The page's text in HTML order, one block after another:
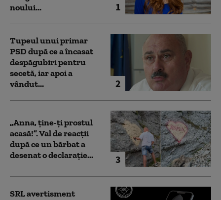
1
noului...
2
Tupeul unui primar
PSD după ce a încasat
despăgubiri pentru
secetă, iar apoi a
vândut...
3
„Anna, ţine-ţi prostul
acasă!”. Val de reacții
după ce un bărbat a
desenat o declarație...
SRI, avertisment